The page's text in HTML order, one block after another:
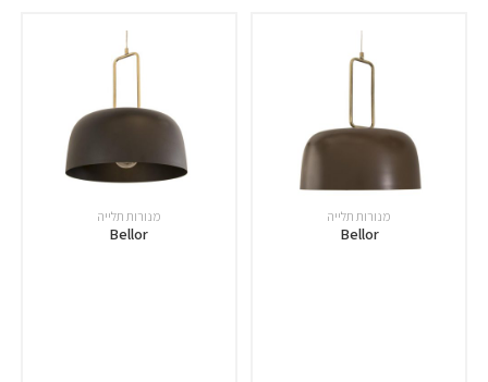
מנורות תלייה
Bellor
מנורות תלייה
Bellor